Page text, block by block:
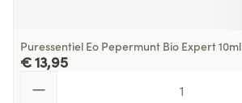
Puressentiel Eo Pepermunt Bio Expert 10ml
€ 13,95